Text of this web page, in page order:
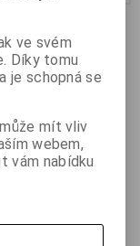
ve svém
Díky tomu
je schopná se
mít vliv
webem,
vám nabídku